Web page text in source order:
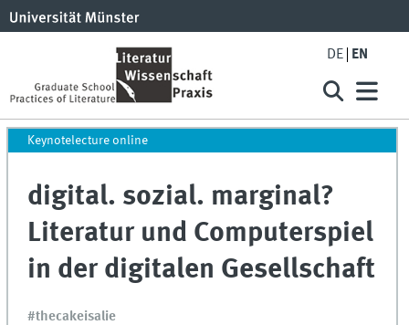
DE EN
Keynotelecture online
digital. sozial. marginal?
Literatur und Computerspiel
in der digitalen Gesellschaft
#thecakeisalie